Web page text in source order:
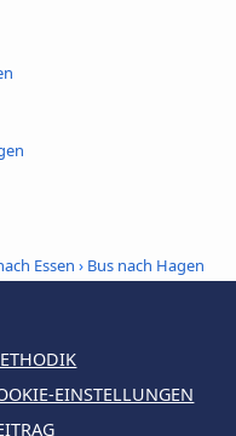
Essen › Bus nach Hagen
EINSTELLUNGEN